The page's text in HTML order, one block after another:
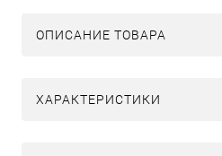
ОПИСАНИЕ ТОВАРА
ХАРАКТЕРИСТИКИ